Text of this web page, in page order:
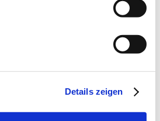
Details zeigen